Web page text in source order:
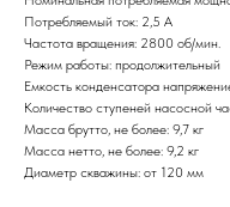
Потребляемый ток: 2,5 А
Частота вращения: 2800 об/мин.
Режим работы: продолжительный
Емкость конденсатора
Количество ступеней насосной
Масса брутто, не более: 9,7 кг
Масса нетто, не более: 9,2 кг
Диаметр скважины: от 120 мм